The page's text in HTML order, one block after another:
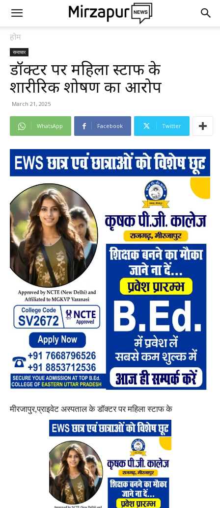
होम
समाचार
डॉक्टर पर महिला स्टाफ के
शारीरिक शोषण का आरोप
March 21, 2025
WhatsApp Facebook Twitter
मीरजापुर,प्राइवेट अस्पताल के डॉक्टर पर महिला स्टाफ के